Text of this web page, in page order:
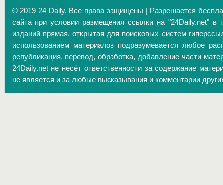
© 2019 24 Daily. Все права защищены | Разрешается
сайта при условии размещения ссылки на "24Daily.net" в
изданий прямая, открытая для поисковых систем
использованием материалов подразумевается любое
републикация, перевод, обработка, добавление части
24Daily.net не несёт ответственности за содержание
не является и за любые высказывания и комментарии